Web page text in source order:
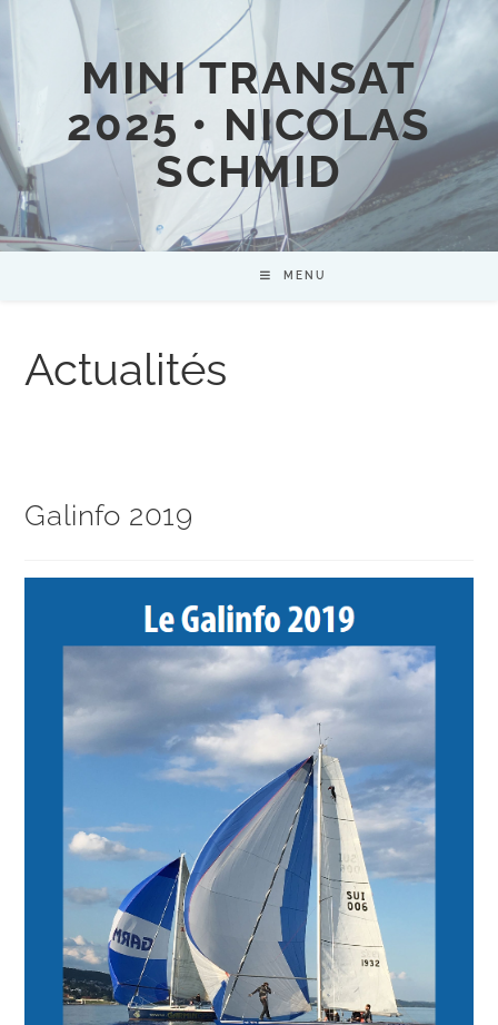
MINI TRANSAT
2025 • NICOLAS
SCHMID
MENU
Actualités
Galinfo 2019